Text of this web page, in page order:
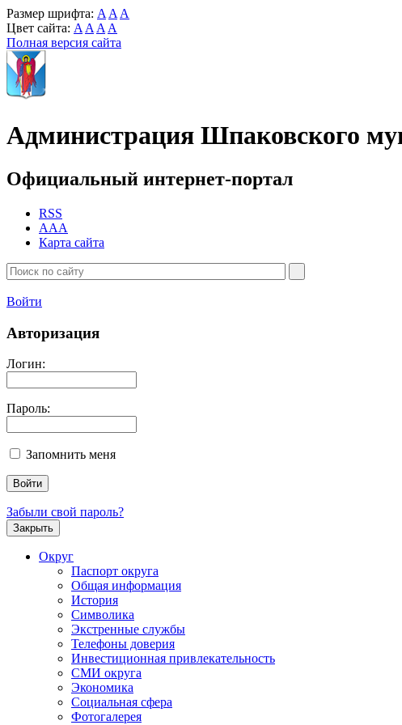
Размер шрифта: A A A
Цвет сайта: A A A A
Полная версия сайта
Администрация Шпаковского
Официальный интернет-портал
RSS
AAA
Карта сайта
Войти
Авторизация
Логин:
Пароль:
Запомнить меня
Забыли свой пароль?
Закрыть
Округ
Паспорт округа
Общая информация
История
Символика
Экстренные службы
Телефоны доверия
Инвестиционная привлекательность
СМИ округа
Экономика
Социальная сфера
Фотогалерея